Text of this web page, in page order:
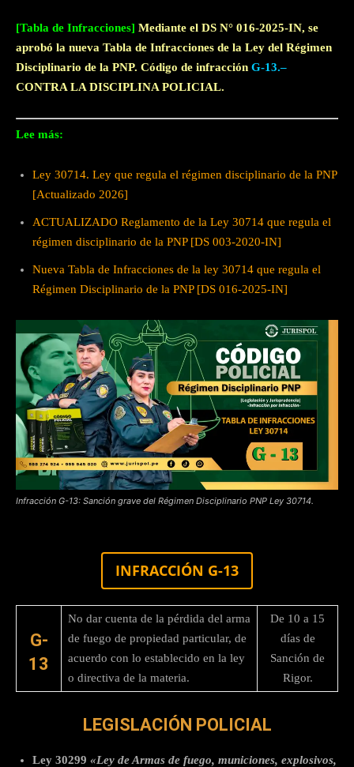
[Tabla de Infracciones] Mediante el DS N° 016-2025-IN, se
aprobó la nueva Tabla de Infracciones de la Ley del Régimen
Disciplinario de la PNP. Código de infracción G-13.–
CONTRA LA DISCIPLINA POLICIAL.
Lee más:
Ley 30714. Ley que regula el régimen disciplinario de la PNP
[Actualizado 2026]
ACTUALIZADO Reglamento de la Ley 30714 que regula el
régimen disciplinario de la PNP [DS 003-2020-IN]
Nueva Tabla de Infracciones de la ley 30714 que regula el
Régimen Disciplinario de la PNP [DS 016-2025-IN]
Infracción G-13: Sanción grave del Régimen Disciplinario PNP Ley 30714.
INFRACCIÓN G-13
G-
13
No dar cuenta de la pérdida del arma
de fuego de propiedad particular, de
acuerdo con lo establecido en la ley
o directiva de la materia.
De 10 a 15
días de
Sanción de
Rigor.
LEGISLACIÓN POLICIAL
Ley 30299 «Ley de Armas de fuego, municiones, explosivos,